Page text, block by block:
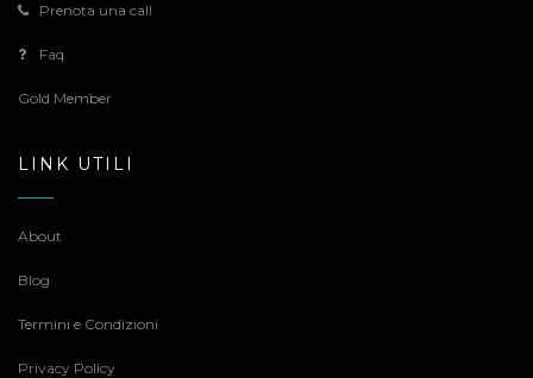
Prenota una call
Faq
Gold Member
LINK UTILI
About
Blog
Termini e Condizioni
Privacy Policy